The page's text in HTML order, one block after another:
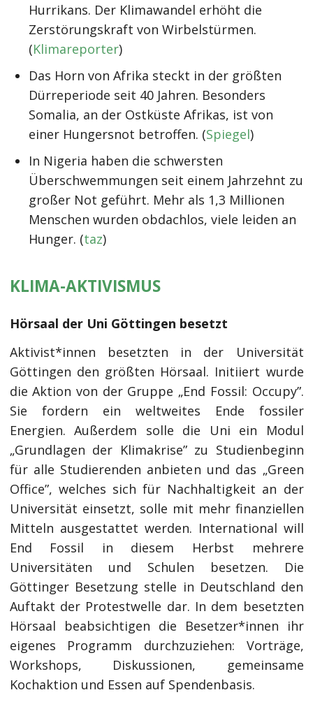
Hurrikans. Der Klimawandel erhöht die
Zerstörungskraft von Wirbelstürmen.
(Klimareporter)
Das Horn von Afrika steckt in der größten
Dürreperiode seit 40 Jahren. Besonders
Somalia, an der Ostküste Afrikas, ist von
einer Hungersnot betroffen. (Spiegel)
In Nigeria haben die schwersten
Überschwemmungen seit einem Jahrzehnt zu
großer Not geführt. Mehr als 1,3 Millionen
Menschen wurden obdachlos, viele leiden an
Hunger. (taz)
KLIMA-AKTIVISMUS
Hörsaal der Uni Göttingen besetzt
Aktivist*innen besetzten in der Universität
Göttingen den größten Hörsaal. Initiiert wurde
die Aktion von der Gruppe „End Fossil: Occupy”.
Sie fordern ein weltweites Ende fossiler
Energien. Außerdem solle die Uni ein Modul
„Grundlagen der Klimakrise” zu Studienbeginn
für alle Studierenden anbieten und das „Green
Office”, welches sich für Nachhaltigkeit an der
Universität einsetzt, solle mit mehr finanziellen
Mitteln ausgestattet werden. International will
End Fossil in diesem Herbst mehrere
Universitäten und Schulen besetzen. Die
Göttinger Besetzung stelle in Deutschland den
Auftakt der Protestwelle dar. In dem besetzten
Hörsaal beabsichtigen die Besetzer*innen ihr
eigenes Programm durchzuziehen: Vorträge,
Workshops, Diskussionen, gemeinsame
Kochaktion und Essen auf Spendenbasis.